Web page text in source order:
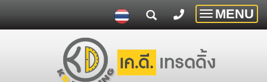
Toggle
MENU